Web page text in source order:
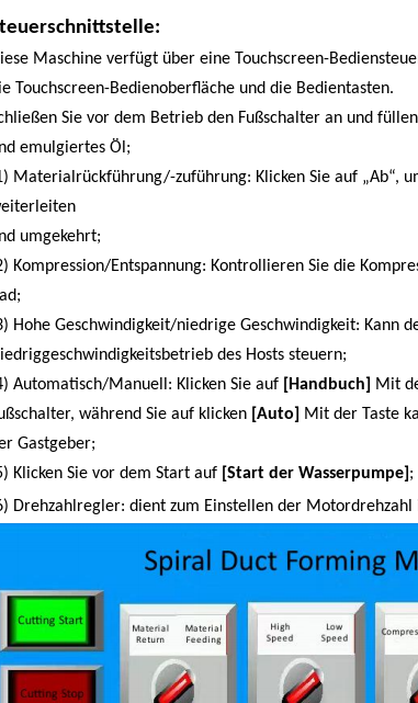
Maschine verfügt über eine Touchscreen-
Touchscreen-Bedienoberfläche und die Bedientasten.
Sie vor dem Betrieb den Fußschalter an und
emulgiertes Öl;
Materialrückführung/-zuführung: Klicken Sie auf „Ab“,
umgekehrt;
Kompression/Entspannung: Kontrollieren Sie die
Hohe Geschwindigkeit/niedrige Geschwindigkeit: Kann
des Hosts steuern;
Automatisch/Manuell: Klicken Sie auf [Handbuch] Mit
während Sie auf klicken [Auto] Mit der Taste
Gastgeber;
Klicken Sie vor dem Start auf [Start der Wasserpumpe] ;
Drehzahlregler: dient zum Einstellen der